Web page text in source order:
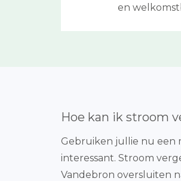
en
Hoe kan ik stroom
Gebruiken jullie nu een
interessant. Stroom
Vandebron oversluiten